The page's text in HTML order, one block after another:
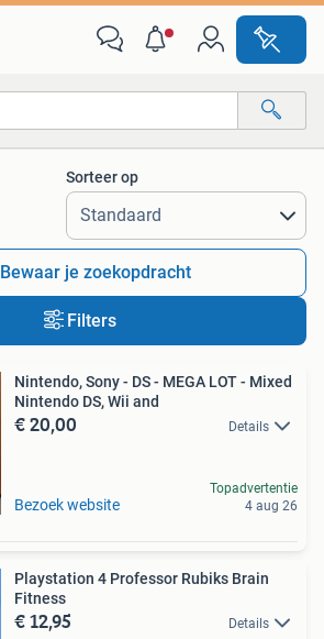
Alle afstanden…
Sorteer op
Bewaar je zoekopdracht
Filters
Nintendo, Sony - DS - MEGA LOT - Mixed
Nintendo DS, Wii and
€ 20,00 Details
Bezoek website
Topadvertentie
4 aug 26
Playstation 4 Professor Rubiks Brain
Fitness
€ 12,95 Details